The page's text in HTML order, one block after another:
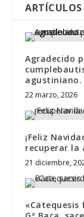
Agradecido
agustiniano.
22 marzo, 2026
¡Feliz
recuperar la
21 diciembre,